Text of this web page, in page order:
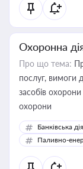
Охоронна
Про що тема:
послуг, вимоги
засобів охорони
охорони
Банківська
Паливно-